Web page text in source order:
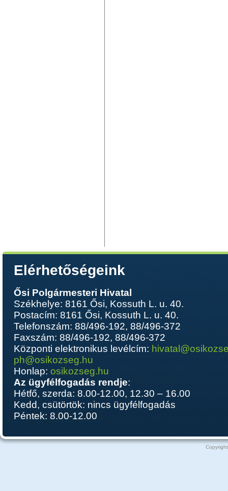
Elérhetőségeink
Ősi Polgármesteri Hivatal
Székhelye: 8161 Ősi, Kossuth L. u. 40.
Postacím: 8161 Ősi, Kossuth L. u. 40.
Telefonszám: 88/496-192, 88/496-372
Faxszám: 88/496-192, 88/496-372
Központi elektronikus levélcím:
ph@osikozseg.hu
Honlap:osikozseg.hu
Az ügyfélfogadás rendje:
Hétfő, szerda: 8.00-12.00, 12.30 – 16.00
Kedd, csütörtök: nincs ügyfélfogadás
Péntek: 8.00-12.00